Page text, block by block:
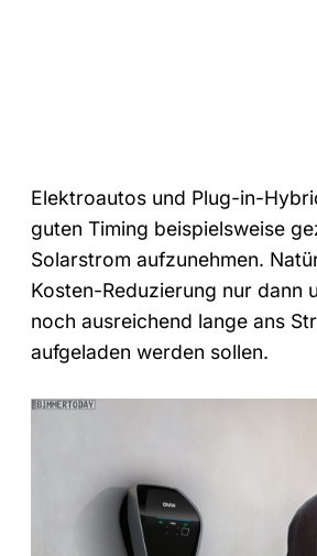
Elektroautos und Plug-in-
guten Timing beispielsweise
Solarstrom aufzunehmen.
Kosten-Reduzierung nur dann
noch ausreichend lange ans
aufgeladen werden sollen.